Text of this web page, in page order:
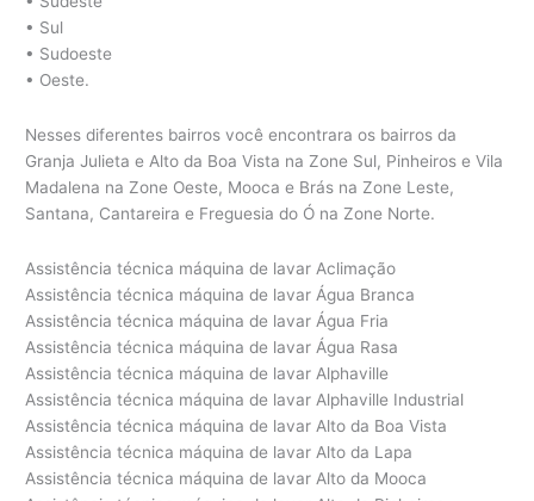
• Sul
• Sudoeste
• Oeste.
Nesses diferentes bairros você encontrara os bairros da
Granja Julieta e Alto da Boa Vista na Zone Sul, Pinheiros e Vila
Madalena na Zone Oeste, Mooca e Brás na Zone Leste,
Santana, Cantareira e Freguesia do Ó na Zone Norte.
Assistência técnica máquina de lavar Aclimação
Assistência técnica máquina de lavar Água Branca
Assistência técnica máquina de lavar Água Fria
Assistência técnica máquina de lavar Água Rasa
Assistência técnica máquina de lavar Alphaville
Assistência técnica máquina de lavar Alphaville Industrial
Assistência técnica máquina de lavar Alto da Boa Vista
Assistência técnica máquina de lavar Alto da Lapa
Assistência técnica máquina de lavar Alto da Mooca